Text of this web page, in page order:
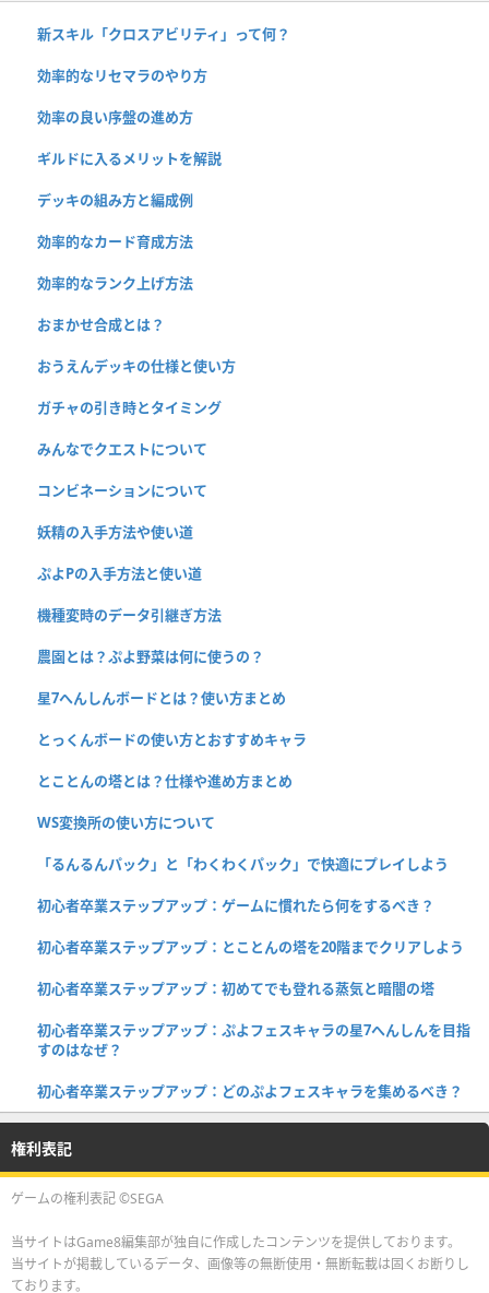
新スキル「クロスアビリティ」って何？
効率的なリセマラのやり方
効率の良い序盤の進め方
ギルドに入るメリットを解説
デッキの組み方と編成例
効率的なカード育成方法
効率的なランク上げ方法
おまかせ合成とは？
おうえんデッキの仕様と使い方
ガチャの引き時とタイミング
みんなでクエストについて
コンビネーションについて
妖精の入手方法や使い道
ぷよPの入手方法と使い道
機種変時のデータ引継ぎ方法
農園とは？ぷよ野菜は何に使うの？
星7へんしんボードとは？使い方まとめ
とっくんボードの使い方とおすすめキャラ
とことんの塔とは？仕様や進め方まとめ
WS変換所の使い方について
「るんるんパック」と「わくわくパック」で快適にプレイしよう
初心者卒業ステップアップ：ゲームに慣れたら何をするべき？
初心者卒業ステップアップ：とことんの塔を20階までクリアしよう
初心者卒業ステップアップ：初めてでも登れる蒸気と暗闇の塔
初心者卒業ステップアップ：ぷよフェスキャラの星7へんしんを目指
すのはなぜ？
初心者卒業ステップアップ：どのぷよフェスキャラを集めるべき？
権利表記
ゲームの権利表記 ©SEGA
当サイトはGame8編集部が独自に作成したコンテンツを提供しております。
当サイトが掲載しているデータ、画像等の無断使用・無断転載は固くお断りし
ております。